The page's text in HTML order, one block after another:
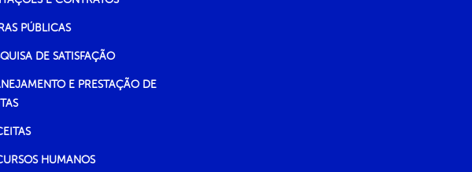
PÚBLICAS
DE SATISFAÇÃO
E PRESTAÇÃO DE
HUMANOS